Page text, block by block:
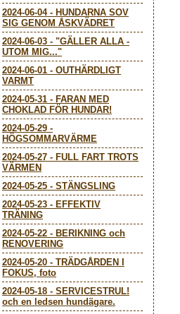
2024-06-04- HUNDARNA SOV
SIG GENOM ÅSKVÄDRET
2024-06-03 - "GÄLLER ALLA -
UTOM MIG..."
2024-06-01 - OUTHÄRDLIGT
VARMT
2024-05-31 - FARAN MED
CHOKLAD FÖR HUNDAR!
2024-05-29 -
HÖGSOMMARVÄRME
2024-05-27 - FULL FART TROTS
VÄRMEN
2024-05-25 - STÄNGSLING
2024-05-23 - EFFEKTIV
TRÄNING
2024-05-22 - BERIKNING och
RENOVERING
2024-05-20 - TRÄDGÅRDEN I
FOKUS, foto
2024-05-18 - SERVICESTRUL!
och en ledsen hundägare.